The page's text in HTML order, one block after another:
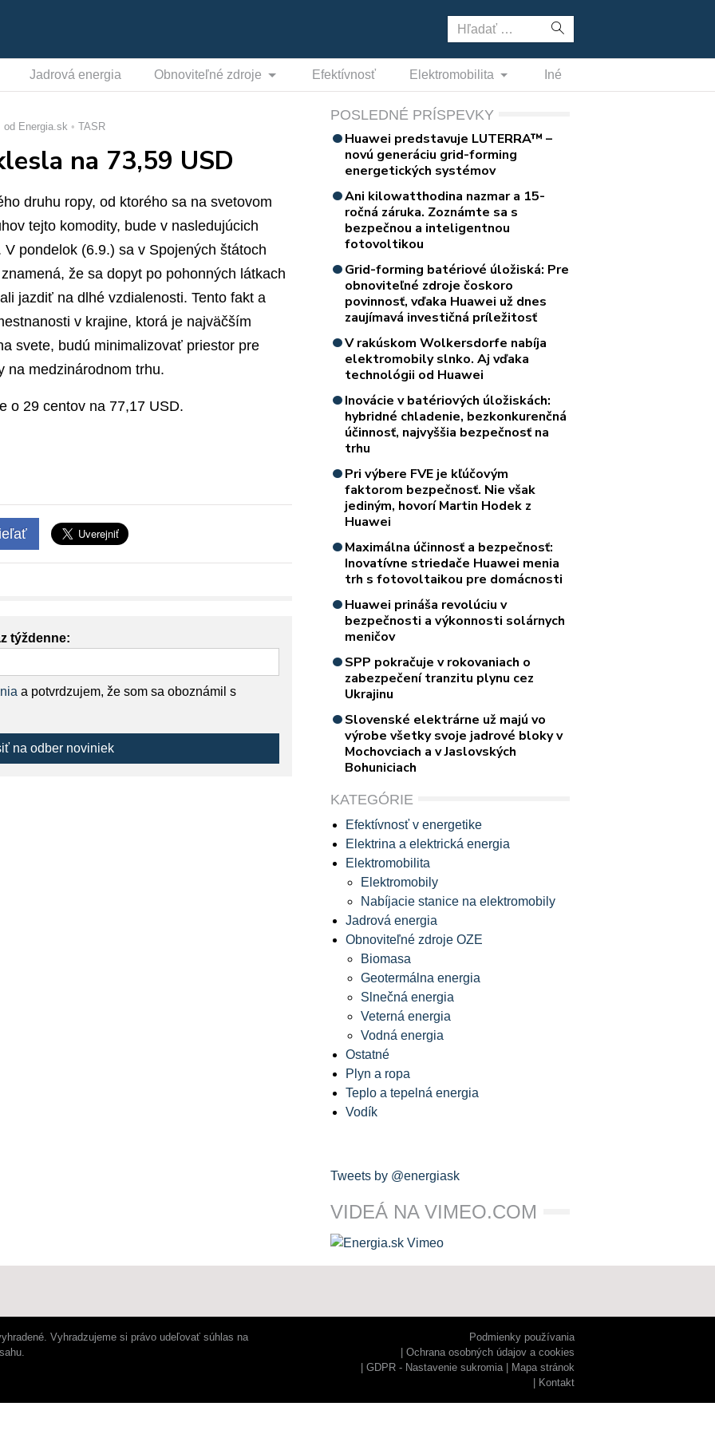
Hľadať:
Jadrová energia Obnoviteľné zdroje Efektívnosť Elektromobilita Iné
od Energia.sk TASR
na 73,59 USD
druhu ropy, od ktorého sa na svetovom
tejto komodity, bude v nasledujúcich
pondelok (6.9.) sa v Spojených štátoch
že sa dopyt po pohonných látkach
jazdiť na dlhé vzdialenosti. Tento fakt a
v krajine, ktorá je najväčším
svete, budú minimalizovať priestor pre
na medzinárodnom trhu.
o 29 centov na 77,17 USD.
týždenne:
a potvrdzujem, že som sa oboznámil s
na odber noviniek
POSLEDNÉ PRÍSPEVKY
Huawei predstavuje LUTERRA™ –
novú generáciu grid-forming
energetických systémov
Ani kilowatthodina nazmar a 15-
ročná záruka. Zoznámte sa s
bezpečnou a inteligentnou
fotovoltikou
Grid-forming batériové úložiská: Pre
obnoviteľné zdroje čoskoro
povinnosť, vďaka Huawei už dnes
zaujímavá investičná príležitosť
V rakúskom Wolkersdorfe nabíja
elektromobily slnko. Aj vďaka
technológii od Huawei
Inovácie v batériových úložiskách:
hybridné chladenie, bezkonkurenčná
účinnosť, najvyššia bezpečnosť na
trhu
Pri výbere FVE je kľúčovým
faktorom bezpečnosť. Nie však
jediným, hovorí Martin Hodek z
Huawei
Maximálna účinnosť a bezpečnosť:
Inovatívne striedače Huawei menia
trh s fotovoltaikou pre domácnosti
Huawei prináša revolúciu v
bezpečnosti a výkonnosti solárnych
meničov
SPP pokračuje v rokovaniach o
zabezpečení tranzitu plynu cez
Ukrajinu
Slovenské elektrárne už majú vo
výrobe všetky svoje jadrové bloky v
Mochovciach a v Jaslovských
Bohuniciach
KATEGÓRIE
Efektívnosť v energetike
Elektrina a elektrická energia
Elektromobilita
Elektromobily
Nabíjacie stanice na elektromobily
Jadrová energia
Obnoviteľné zdroje OZE
Biomasa
Geotermálna energia
Slnečná energia
Veterná energia
Vodná energia
Ostatné
Plyn a ropa
Teplo a tepelná energia
Vodík
Tweets by @energiask
VIDEÁ NA VIMEO.COM
Vyhradzujeme si právo udeľovať súhlas na
Podmienky používania
Ochrana osobných údajov a cookies
GDPR - Nastavenie sukromia
Mapa stránok
Kontakt